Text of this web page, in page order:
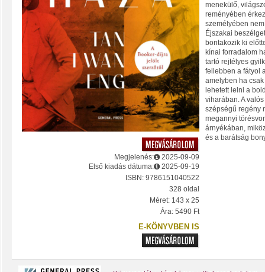
Megjelenés:
2025-09-09
Első kiadás dátuma:
2025-09-19
ISBN: 9786151040522
328 oldal
Méret: 143 x 25
Ára: 5490 Ft
E-KÖNYVBEN IS
menekülő,
reményében
személyében
Éjszakai
bontakozik ki
kínai forradalom
tartó rejtélyes
fellebben a fátyol
amelyben ha
lehetett lelni a
viharában. A
szépségű regény
megannyi
árnyékában,
és a barátság